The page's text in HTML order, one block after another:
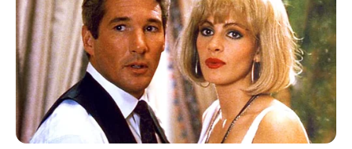
Lou Fast (2) affiche une régularité exemplaire
depuis son retour à la compétition. Deuxième du
Quinté+ référence, il confirme sa forme et semble
proche d’un succès mérité. Sa tenue et sa constance
en font une base incontournable pour les parieurs.
Rock And Roll (3)progresse à chacune de ses